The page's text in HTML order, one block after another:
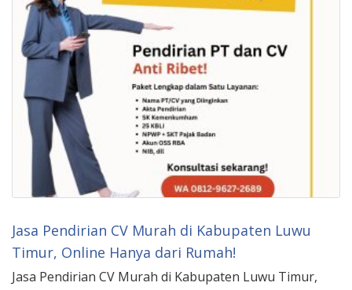
Jasa Pendirian CV Murah di Kabupaten Luwu
Timur, Online Hanya dari Rumah!
Jasa Pendirian CV Murah di Kabupaten Luwu Timur,